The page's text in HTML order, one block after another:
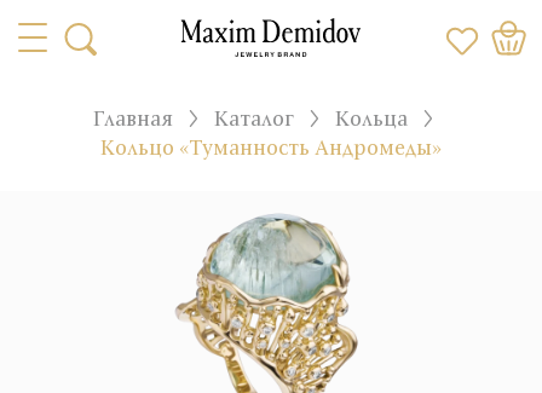
Главная Каталог
Кольца
Кольцо «Туманность Андромеды»